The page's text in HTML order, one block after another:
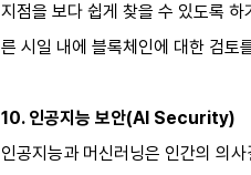
지점을 보다 쉽게 찾을 수 있도록
른 시일 내에 블록체인에 대한 검토
10. 인공지능 보안(AI Security)
인공지능과 머신러닝은 인간의 의